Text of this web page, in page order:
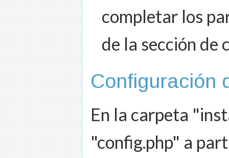
completar los
de la sección de
Configuración
En la carpeta
"config.php" a